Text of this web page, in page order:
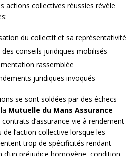
actions collectives réussies révèle
du collectif et sa représentativité
des conseils juridiques mobilisés
rassemblée
juridiques invoqués
se sont soldées par des échecs
Mutuelle du Mans Assurance
contrats d’assurance-vie à rendement
l’action collective lorsque les
trop de spécificités rendant
préjudice homogène, condition